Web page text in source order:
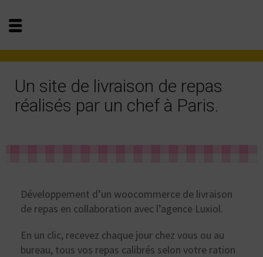
Un site de livraison de repas
réalisés par un chef à Paris.
Développement d’un woocommerce de livraison
de repas en collaboration avec l’agence Luxiol.
En un clic, recevez chaque jour chez vous ou au
bureau, tous vos repas calibrés selon votre ration